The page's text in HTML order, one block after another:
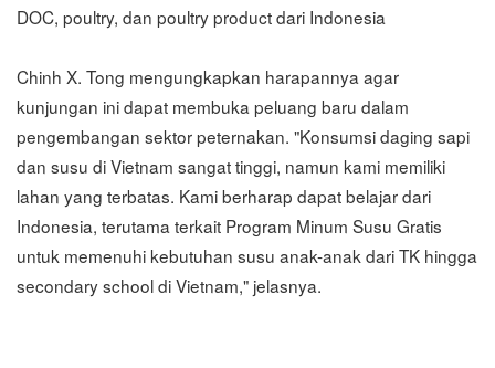
DOC, poultry, dan poultry product dari Indonesia
Chinh X. Tong mengungkapkan harapannya agar
kunjungan ini dapat membuka peluang baru dalam
pengembangan sektor peternakan. "Konsumsi daging sapi
dan susu di Vietnam sangat tinggi, namun kami memiliki
lahan yang terbatas. Kami berharap dapat belajar dari
Indonesia, terutama terkait Program Minum Susu Gratis
untuk memenuhi kebutuhan susu anak-anak dari TK hingga
secondary school di Vietnam," jelasnya.